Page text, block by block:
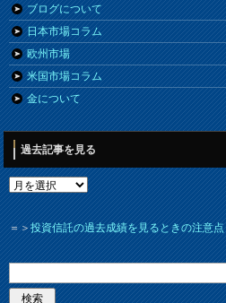
ブログについて
日本市場コラム
欧州市場
米国市場コラム
金について
過去記事を見る
＝＞投資信託の過去成績を見るときの注意点